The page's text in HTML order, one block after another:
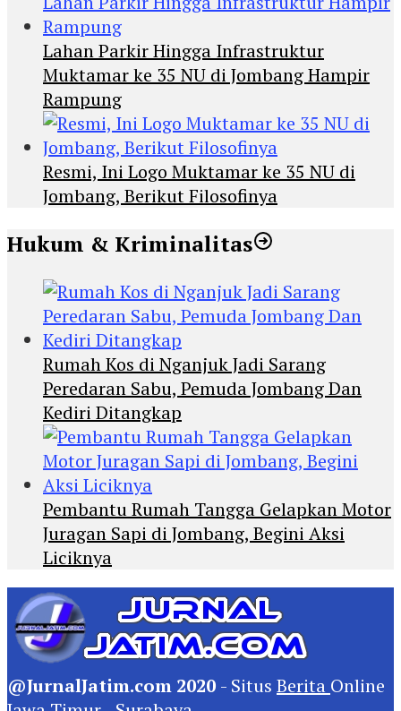
Lahan Parkir Hingga Infrastruktur
Muktamar ke 35 NU di Jombang Hampir
Rampung
Resmi, Ini Logo Muktamar ke 35 NU di
Jombang, Berikut Filosofinya
Hukum & Kriminalitas
Rumah Kos di Nganjuk Jadi Sarang
Peredaran Sabu, Pemuda Jombang Dan
Kediri Ditangkap
Pembantu Rumah Tangga Gelapkan Motor
Juragan Sapi di Jombang, Begini Aksi
Liciknya
@JurnalJatim.com 2020 - Situs Berita Online